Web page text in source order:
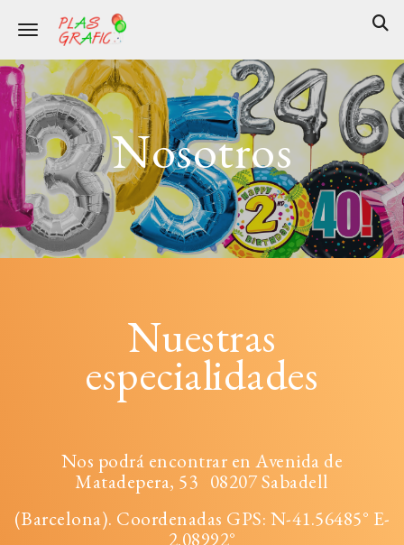
Toggle navigation
Nosotros
Nuestras
especialidades
Nos podrá encontrar en Avenida de
Matadepera, 53 08207 Sabadell
(Barcelona). Coordenadas GPS: N-41.56485° E-
2.08992°